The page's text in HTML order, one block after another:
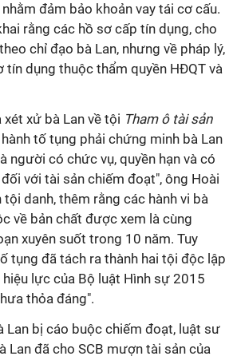
đảm bảo khoản vay tái cơ cấu.
rằng các hồ sơ cấp tín dụng, cho
chỉ đạo bà Lan, nhưng về pháp lý,
tín dụng thuộc thẩm quyền HĐQT và
xử bà Lan về tội Tham ô tài sản
tố tụng phải chứng minh bà Lan
người có chức vụ, quyền hạn và có
với tài sản chiếm đoạt", ông Hoài
danh, thêm rằng các hành vi bà
về bản chất được xem là cùng
xuyên suốt trong 10 năm. Tuy
tụng đã tách ra thành hai tội độc lập
lực của Bộ luật Hình sự 2015
thỏa đáng".
Lan bị cáo buộc chiếm đoạt, luật sư
Lan đã cho SCB mượn tài sản của